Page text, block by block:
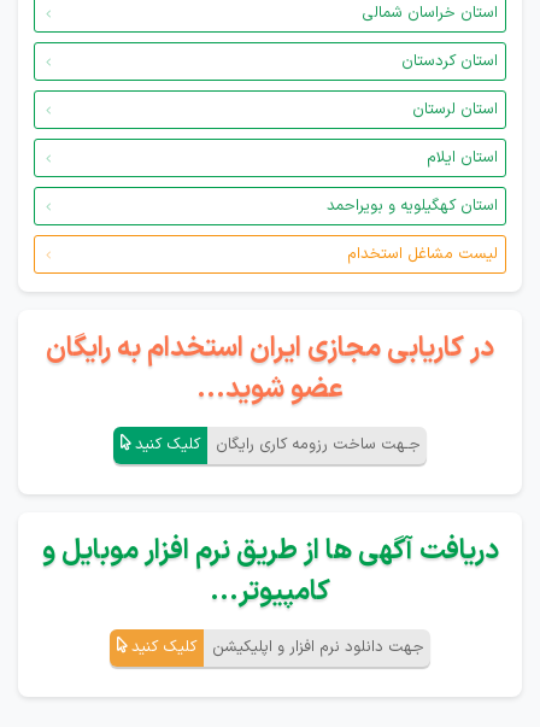
استان خراسان شمالی
استان کردستان
استان لرستان
استان ایلام
استان کهگیلویه و بویراحمد
لیست مشاغل استخدام
در کاریابی مجازی ایران استخدام به رایگان
عضو شوید...
جـهت ساخت رزومه کاری رایگان کلیک کنید
دریافت آگهی ها از طریق نرم افزار موبایل و
کامپیوتر...
جهت دانلود نرم افزار و اپلیکیشن کلیک کنید